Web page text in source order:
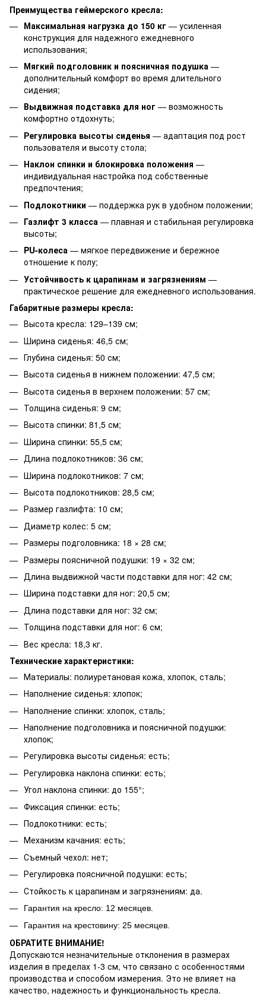
Преимущества геймерского кресла:
Максимальная нагрузка до 150 кг — усиленная
конструкция для надежного ежедневного
использования;
Мягкий подголовник и поясничная подушка —
дополнительный комфорт во время длительного
сидения;
Выдвижная подставка для ног — возможность
комфортно отдохнуть;
Регулировка высоты сиденья — адаптация под рост
пользователя и высоту стола;
Наклон спинки и блокировка положения —
индивидуальная настройка под собственные
предпочтения;
Подлокотники — поддержка рук в удобном положении;
Газлифт 3 класса — плавная и стабильная регулировка
высоты;
PU-колеса — мягкое передвижение и бережное
отношение к полу;
Устойчивость к царапинам и загрязнениям —
практическое решение для ежедневного использования.
Габаритные размеры кресла:
Высота кресла: 129–139 см;
Ширина сиденья: 46,5 см;
Глубина сиденья: 50 см;
Высота сиденья в нижнем положении: 47,5 см;
Высота сиденья в верхнем положении: 57 см;
Толщина сиденья: 9 см;
Высота спинки: 81,5 см;
Ширина спинки: 55,5 см;
Длина подлокотников: 36 см;
Ширина подлокотников: 7 см;
Высота подлокотников: 28,5 см;
Размер газлифта: 10 см;
Диаметр колес: 5 см;
Размеры подголовника: 18 × 28 см;
Размеры поясничной подушки: 19 × 32 см;
Длина выдвижной части подставки для ног: 42 см;
Ширина подставки для ног: 20,5 см;
Длина подставки для ног: 32 см;
Толщина подставки для ног: 6 см;
Вес кресла: 18,3 кг.
Технические характеристики:
Материалы: полиуретановая кожа, хлопок, сталь;
Наполнение сиденья: хлопок;
Наполнение спинки: хлопок, сталь;
Наполнение подголовника и поясничной подушки:
хлопок;
Регулировка высоты сиденья: есть;
Регулировка наклона спинки: есть;
Угол наклона спинки: до 155°;
Фиксация спинки: есть;
Подлокотники: есть;
Механизм качания: есть;
Съемный чехол: нет;
Регулировка поясничной подушки: есть;
Стойкость к царапинам и загрязнениям: да.
Гарантия на кресло: 12 месяцев.
Гарантия на крестовину: 25 месяцев.
ОБРАТИТЕ ВНИМАНИЕ!
Допускаются незначительные отклонения в размерах
изделия в пределах 1-3 см, что связано с особенностями
производства и способом измерения. Это не влияет на
качество, надежность и функциональность кресла.